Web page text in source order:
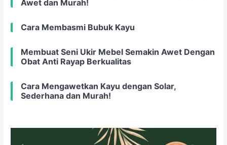
Awet dan Murah!
Cara Membasmi Bubuk Kayu
Membuat Seni Ukir Mebel Semakin Awet Dengan
Obat Anti Rayap Berkualitas
Cara Mengawetkan Kayu dengan Solar,
Sederhana dan Murah!